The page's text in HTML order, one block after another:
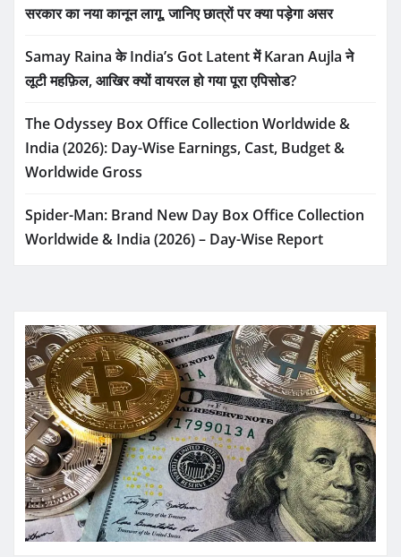
सरकार का नया कानून लागू, जानिए छात्रों पर क्या पड़ेगा असर
Samay Raina के India’s Got Latent में Karan Aujla ने
लूटी महफ़िल, आखिर क्यों वायरल हो गया पूरा एपिसोड?
The Odyssey Box Office Collection Worldwide &
India (2026): Day-Wise Earnings, Cast, Budget &
Worldwide Gross
Spider-Man: Brand New Day Box Office Collection
Worldwide & India (2026) – Day-Wise Report